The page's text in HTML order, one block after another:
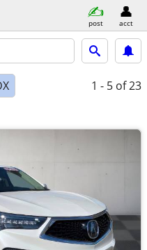
post acct
1 - 5 of 23